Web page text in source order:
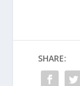
SHARE: